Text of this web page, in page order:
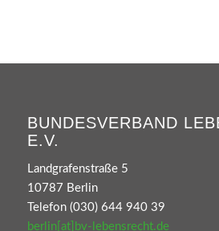
BUNDESVERBAND
E.V.
Landgrafenstraße 5
10787 Berlin
Telefon (030) 644 940 39
berlin[at]bv-lebensrecht.de